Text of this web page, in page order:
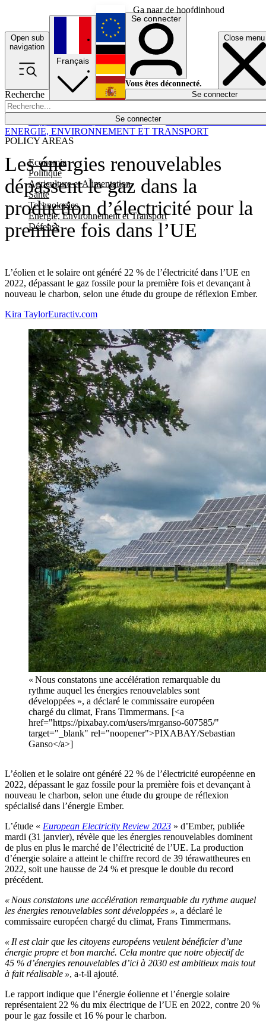
Ga naar de hoofdinhoud
Open sub
navigation
Close menu
Recherche
Se connecter
POLICY AREAS
Economie
Politique
Agriculture et Alimentation
Santé
Technologies
Energie, Environnement et Transport
Défense
Économie
Français
English
Deutsch
Español
Se connecter
Vous êtes déconnecté.
Se connecter
Les énergies renouvelables
dépassent le gaz dans la
production d’électricité pour la
première fois dans l’UE
L’éolien et le solaire ont généré 22 % de l’électricité dans l’UE en
2022, dépassant le gaz fossile pour la première fois et devançant à
nouveau le charbon, selon une étude du groupe de réflexion Ember.
ENERGIE, ENVIRONNEMENT ET TRANSPORT
Kira TaylorEuractiv.com
« Nous constatons une accélération remarquable du
rythme auquel les énergies renouvelables sont
développées », a déclaré le commissaire européen
chargé du climat, Frans Timmermans. [<a
href="https://pixabay.com/users/mrganso-607585/"
target="_blank" rel="noopener">PIXABAY/Sebastian
Ganso</a>]
L’éolien et le solaire ont généré 22 % de l’électricité européenne en
2022, dépassant le gaz fossile pour la première fois et devançant à
nouveau le charbon, selon une étude du groupe de réflexion
spécialisé dans l’énergie Ember.
L’étude « European Electricity Review 2023 » d’Ember, publiée
mardi (31 janvier), révèle que les énergies renouvelables dominent
de plus en plus le marché de l’électricité de l’UE. La production
d’énergie solaire a atteint le chiffre record de 39 térawattheures en
2022, soit une hausse de 24 % et presque le double du record
précédent.
« Nous constatons une accélération remarquable du rythme auquel
les énergies renouvelables sont développées », a déclaré le
commissaire européen chargé du climat, Frans Timmermans.
« Il est clair que les citoyens européens veulent bénéficier d’une
énergie propre et bon marché. Cela montre que notre objectif de
45 % d’énergies renouvelables d’ici à 2030 est ambitieux mais tout
à fait réalisable », a-t-il ajouté.
Le rapport indique que l’énergie éolienne et l’énergie solaire
représentaient 22 % du mix électrique de l’UE en 2022, contre 20 %
pour le gaz fossile et 16 % pour le charbon.